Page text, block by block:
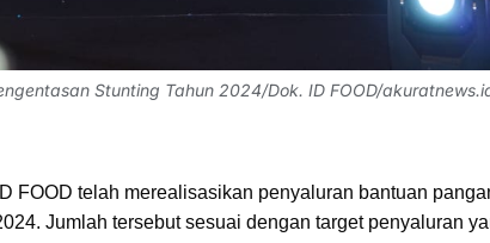
Stunting Tahun 2024/Dok. ID FOOD/
FOOD telah merealisasikan penyaluran bantuan
Jumlah tersebut sesuai dengan target penyaluran